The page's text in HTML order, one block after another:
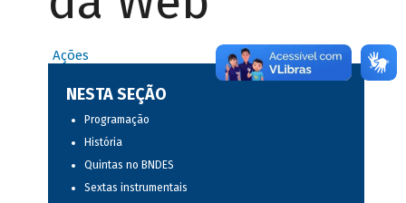
Ações
NESTA SEÇÃO
Programação
História
Quintas no BNDES
Sextas instrumentais